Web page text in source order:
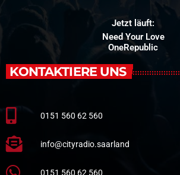
Jetzt läuft:
Need Your Love
OneRepublic
KONTAKTIERE UNS
0151 560 62 560
info@cityradio.saarland
0151 560 62 560